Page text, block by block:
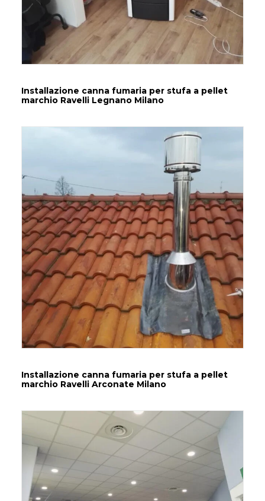
Installazione canna fumaria per stufa a pellet
marchio Ravelli Legnano Milano
Installazione canna fumaria per stufa a pellet
marchio Ravelli Arconate Milano